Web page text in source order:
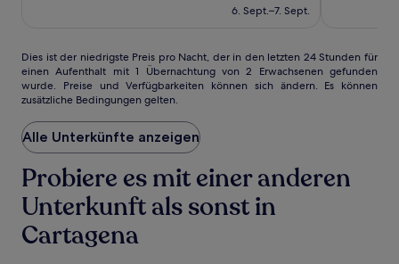
beträgt
6. Sept.–7. Sept.
Dies
ist
der
niedrigste
Preis
pro
Nacht,
der
in
den
letzten
24 Stunden
Dies ist der niedrigste Preis pro Nacht, der in den letzten 24 Stunden für
einen Aufenthalt mit 1 Übernachtung von 2 Erwachsenen gefunden
wurde. Preise und Verfügbarkeiten können sich ändern. Es können
zusätzliche Bedingungen gelten.
Alle Unterkünfte anzeigen
Probiere es mit einer anderen
Unterkunft als sonst in
Cartagena